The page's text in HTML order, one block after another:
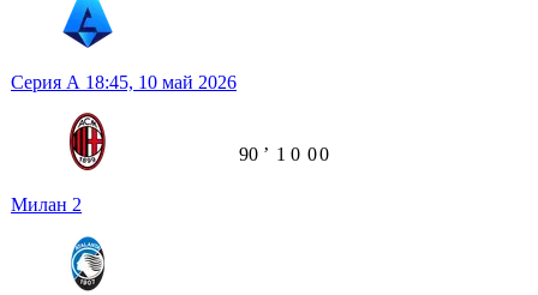
Серия А 18:45, 10 май 2026
Милан 2
90 ʼ 1 0 00